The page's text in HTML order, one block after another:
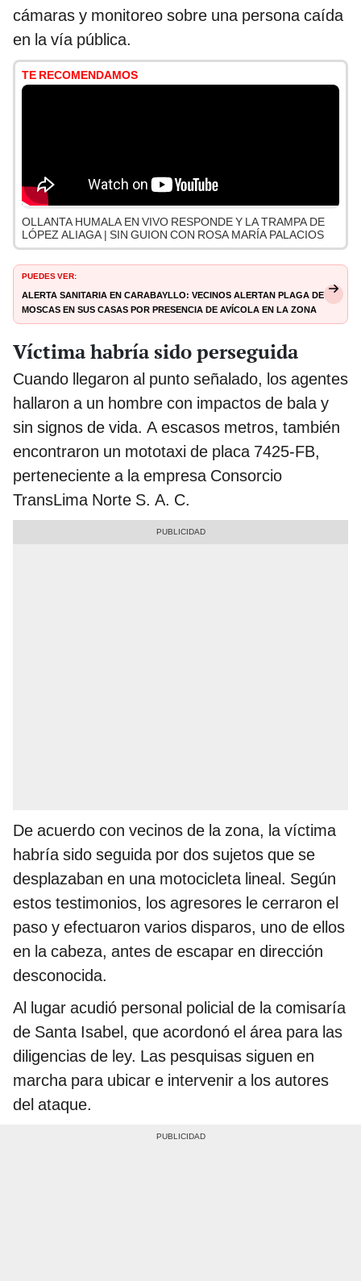
cámaras y monitoreo sobre una persona caída
en la vía pública.
TE RECOMENDAMOS
OLLANTA HUMALA EN VIVO RESPONDE Y LA TRAMPA DE
LÓPEZ ALIAGA | SIN GUION CON ROSA MARÍA PALACIOS
PUEDES VER:
Alerta sanitaria en Carabayllo: Vecinos alertan plaga de
moscas en sus casas por presencia de avícola en la zona
Víctima habría sido perseguida
Cuando llegaron al punto señalado, los agentes
hallaron a un hombre con impactos de bala y
sin signos de vida. A escasos metros, también
encontraron un mototaxi de placa 7425-FB,
perteneciente a la empresa Consorcio
TransLima Norte S. A. C.
De acuerdo con vecinos de la zona, la víctima
habría sido seguida por dos sujetos que se
desplazaban en una motocicleta lineal. Según
estos testimonios, los agresores le cerraron el
paso y efectuaron varios disparos, uno de ellos
en la cabeza, antes de escapar en dirección
desconocida.
Al lugar acudió personal policial de la comisaría
de Santa Isabel, que acordonó el área para las
diligencias de ley. Las pesquisas siguen en
marcha para ubicar e intervenir a los autores
del ataque.